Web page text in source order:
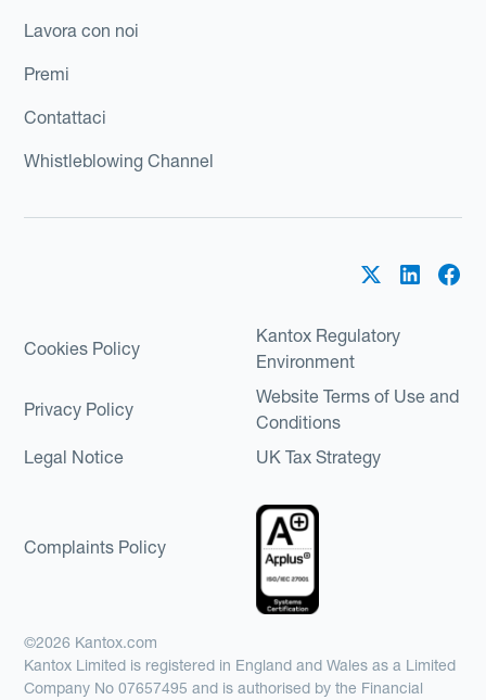
Lavora con noi
Premi
Contattaci
Whistleblowing Channel
Cookies Policy
Kantox Regulatory
Environment
Privacy Policy
Website Terms of Use and
Conditions
Legal Notice
UK Tax Strategy
Complaints Policy
©2026 Kantox.com
Kantox Limited is registered in England and Wales as a Limited
Company No 07657495 and is authorised by the Financial